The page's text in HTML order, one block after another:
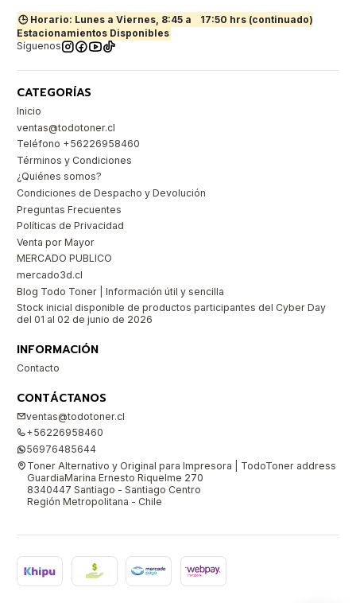
🕒 Horario: Lunes a Viernes, 8:45 a
17:50 hrs (continuado)
Estacionamientos Disponibles
Síguenos
CATEGORÍAS
Inicio
ventas@todotoner.cl
Teléfono +56226958460
Términos y Condiciones
¿Quiénes somos?
Condiciones de Despacho y Devolución
Preguntas Frecuentes
Políticas de Privacidad
Venta por Mayor
MERCADO PUBLICO
mercado3d.cl
Blog Todo Toner | Información útil y sencilla
Stock inicial disponible de productos participantes del Cyber Day
del 01 al 02 de junio de 2026
INFORMACIÓN
Contacto
CONTÁCTANOS
ventas@todotoner.cl
+56226958460
56976485644
Toner Alternativo y Original para Impresora | TodoToner address
GuardiaMarina Ernesto Riquelme 270
8340447 Santiago - Santiago Centro
Región Metropolitana - Chile